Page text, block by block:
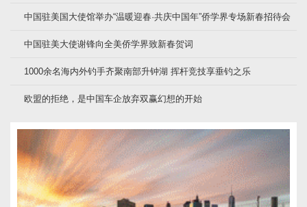
中国驻美国大使馆举办“温暖迎春·共庆中国年”侨学界专场新春招待会
中国驻美大使谢锋向全美侨学界致新春贺词
1000余名海内外钓手齐聚南部升钟湖 挥杆竞技享垂钓之乐
欧盟的拒绝，是中国车企放弃双赢幻想的开始